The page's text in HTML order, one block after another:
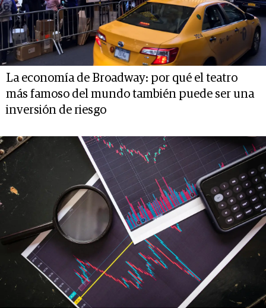
La economía de Broadway: por qué el teatro
más famoso del mundo también puede ser una
inversión de riesgo